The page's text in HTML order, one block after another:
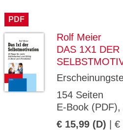
PDF
Rolf Meier
DAS 1X1 DER
154 Seiten
E-Book
€ 15,99 (D) |